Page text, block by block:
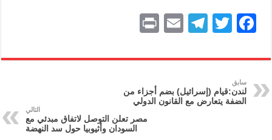
F
c
e
b
T
itt
er
T
e
gr
a
E
ai
nt
سابق
لندن:قيام (إسرائيل) بضم أجزاء من
الضفة يتعارض مع القانون الدولي
التالي
مصر تعلن التوصل لاتفاق مبدئي مع
السودان وأثيوبيا حول سد النهضة